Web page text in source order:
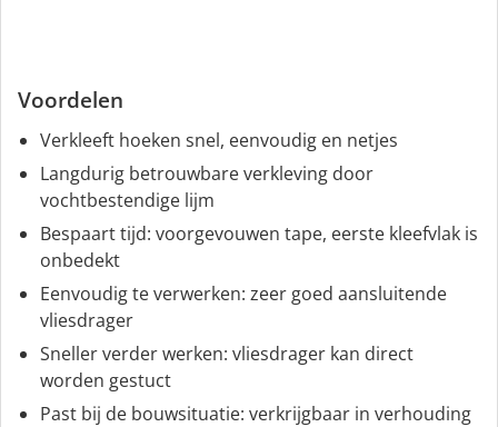
Voordelen
Verkleeft hoeken snel, eenvoudig en netjes
Langdurig betrouwbare verkleving door
vochtbestendige lijm
Bespaart tijd: voorgevouwen tape, eerste kleefvlak is
onbedekt
Eenvoudig te verwerken: zeer goed aansluitende
vliesdrager
Sneller verder werken: vliesdrager kan direct
worden gestuct
Past bij de bouwsituatie: verkrijgbaar in verhouding